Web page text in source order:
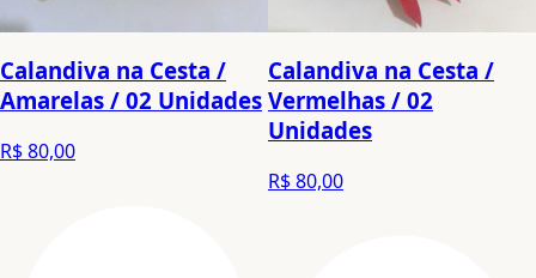
Calandiva na Cesta /
Amarelas / 02 Unidades
R$ 80,00
Calandiva na Cesta /
Vermelhas / 02
Unidades
R$ 80,00